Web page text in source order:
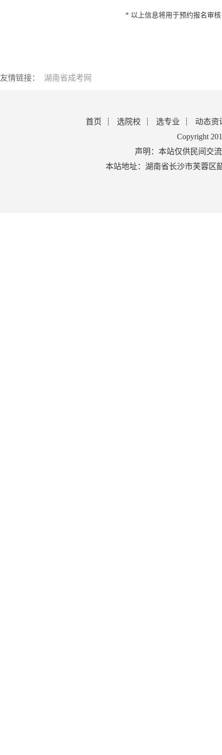
* 以上信息将用于预约报名审
友情链接： 湖南省成考网
首页 选院校 选专业
动态资
Copyright
声明：本站仅供民间交
本站地址：湖南省长沙市芙蓉区